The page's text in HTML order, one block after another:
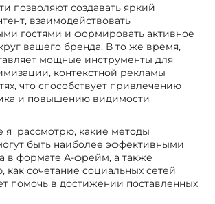
позволяют создавать яркий
взаимодействовать
гостями и формировать активное
вашего бренда. В то же время,
мощные инструменты для
контекстной рекламы
что способствует привлечению
и повышению видимости
я рассмотрю, какие методы
быть наиболее эффективными
в формате А-фрейм, а также
как сочетание социальных сетей
помочь в достижении поставленных